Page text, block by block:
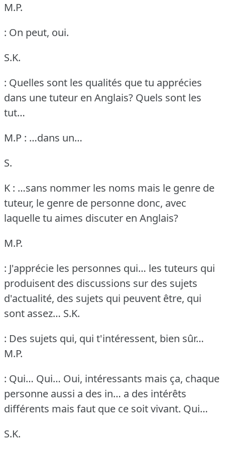
M.P.
: On peut, oui.
S.K.
: Quelles sont les qualités que tu apprécies
dans une tuteur en Anglais? Quels sont les
tut…
M.P : …dans un…
S.
K : …sans nommer les noms mais le genre de
tuteur, le genre de personne donc, avec
laquelle tu aimes discuter en Anglais?
M.P.
: J'apprécie les personnes qui… les tuteurs qui
produisent des discussions sur des sujets
d'actualité, des sujets qui peuvent être, qui
sont assez… S.K.
: Des sujets qui, qui t'intéressent, bien sûr…
M.P.
: Qui… Qui… Oui, intéressants mais ça, chaque
personne aussi a des in… a des intérêts
différents mais faut que ce soit vivant. Qui…
S.K.